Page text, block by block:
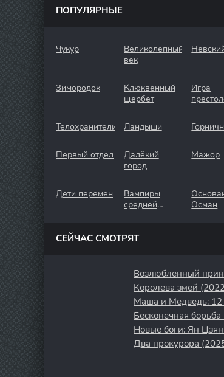
ПОПУЛЯРНЫЕ
Чукур
Великолепный
век
Зимородок
Клюквенный
щербет
Игра
Телохранители Ландыши
Первый отдел
Далёкий
город
Мажор
Дети перемен
Вампиры
средней
Осман
СЕЙЧАС СМОТРЯТ
Королева змей
Два прокурора